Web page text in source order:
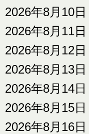
2026年8月10
2026年8月11
2026年8月12
2026年8月13
2026年8月14
2026年8月15
2026年8月16